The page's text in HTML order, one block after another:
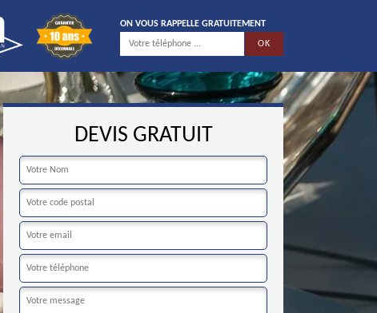
ON VOUS RAPPELLE GRATUITEMENT
DEVIS GRATUIT